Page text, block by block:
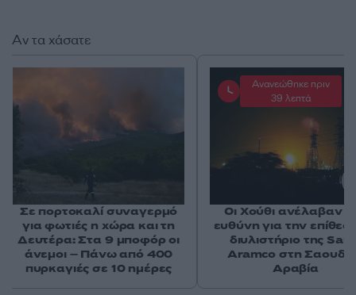
Αν τα χάσατε
Σε πορτοκαλί συναγερμό
για φωτιές η χώρα και τη
Δευτέρα: Στα 9 μποφόρ οι
άνεμοι – Πάνω από 400
πυρκαγιές σε 10 ημέρες
Ανανεώθηκε πριν
39 λεπτά
Οι Χούθι ανέλαβαν
ευθύνη για την
διυλιστήριο της
Aramco στη
Αραβία